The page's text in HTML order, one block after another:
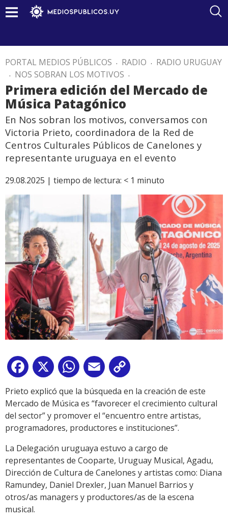
PORTAL MEDIOS PÚBLICOS . RADIO . RADIO URUGUAY
. NOS SOBRAN LOS MOTIVOS .
Primera edición del Mercado de
Música Patagónico
En Nos sobran los motivos, conversamos con
Victoria Prieto, coordinadora de la Red de
Centros Culturales Públicos de Canelones y
representante uruguaya en el evento
29.08.2025 | tiempo de lectura: < 1 minuto
Facebook
X WhatsApp
Email
Link
Prieto explicó que la búsqueda en la creación de este
Mercado de Música es “favorecer el crecimiento cultural
del sector” y promover el “encuentro entre artistas,
programadores, productores e instituciones”.
La Delegación uruguaya estuvo a cargo de
representantes de Cooparte, Uruguay Musical, Agadu,
Dirección de Cultura de Canelones y artistas como: Diana
Ramundey, Daniel Drexler, Juan Manuel Barrios y
otros/as managers y productores/as de la escena
musical.